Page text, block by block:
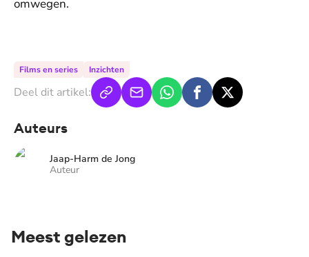
omwegen.
De weergave van deze video vereist jouw
Films en series
Inzichten
Deel dit artikel:
Auteurs
Jaap-Harm de Jong
Auteur
Meest gelezen